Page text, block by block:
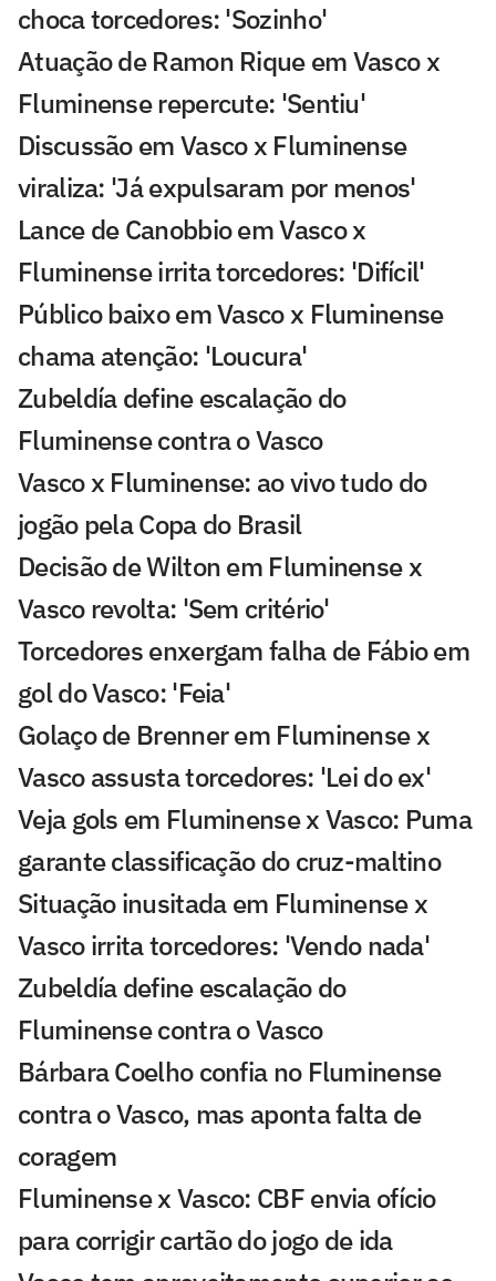
choca torcedores: 'Sozinho'
Atuação de Ramon Rique em Vasco x
Fluminense repercute: 'Sentiu'
Discussão em Vasco x Fluminense
viraliza: 'Já expulsaram por menos'
Lance de Canobbio em Vasco x
Fluminense irrita torcedores: 'Difícil'
Público baixo em Vasco x Fluminense
chama atenção: 'Loucura'
Zubeldía define escalação do
Fluminense contra o Vasco
Vasco x Fluminense: ao vivo tudo do
jogão pela Copa do Brasil
Decisão de Wilton em Fluminense x
Vasco revolta: 'Sem critério'
Torcedores enxergam falha de Fábio em
gol do Vasco: 'Feia'
Golaço de Brenner em Fluminense x
Vasco assusta torcedores: 'Lei do ex'
Veja gols em Fluminense x Vasco: Puma
garante classificação do cruz-maltino
Situação inusitada em Fluminense x
Vasco irrita torcedores: 'Vendo nada'
Zubeldía define escalação do
Fluminense contra o Vasco
Bárbara Coelho confia no Fluminense
contra o Vasco, mas aponta falta de
coragem
Fluminense x Vasco: CBF envia ofício
para corrigir cartão do jogo de ida